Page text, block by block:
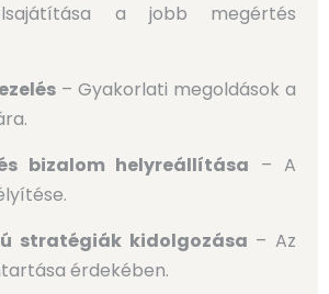
a jobb megértés
– Gyakorlati megoldások a
bizalom helyreállítása – A
stratégiák kidolgozása – Az
érdekében.